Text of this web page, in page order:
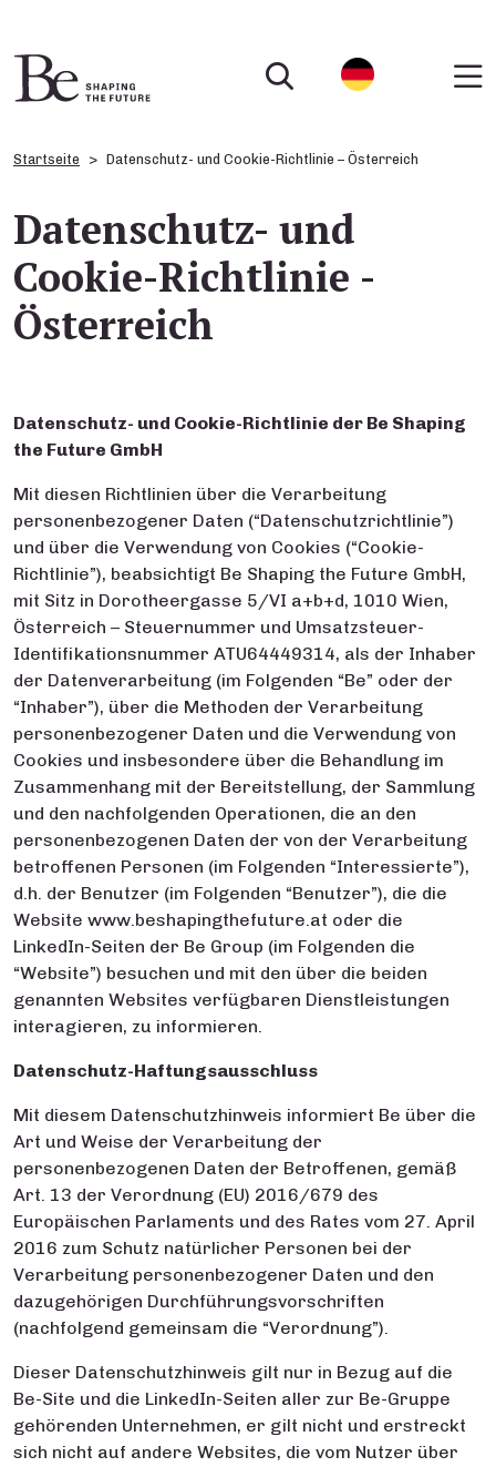
Startseite Datenschutz- und Cookie-Richtlinie – Österreich
Datenschutz- und
Cookie-Richtlinie -
Österreich
Datenschutz- und Cookie-Richtlinie der Be Shaping
the Future GmbH
Mit diesen Richtlinien über die Verarbeitung
personenbezogener Daten (“Datenschutzrichtlinie”)
und über die Verwendung von Cookies (“Cookie-
Richtlinie”), beabsichtigt Be Shaping the Future GmbH,
mit Sitz in Dorotheergasse 5/VI a+b+d, 1010 Wien,
Österreich – Steuernummer und Umsatzsteuer-
Identifikationsnummer ATU64449314, als der Inhaber
der Datenverarbeitung (im Folgenden “Be” oder der
“Inhaber”), über die Methoden der Verarbeitung
personenbezogener Daten und die Verwendung von
Cookies und insbesondere über die Behandlung im
Zusammenhang mit der Bereitstellung, der Sammlung
und den nachfolgenden Operationen, die an den
personenbezogenen Daten der von der Verarbeitung
betroffenen Personen (im Folgenden “Interessierte”),
d.h. der Benutzer (im Folgenden “Benutzer”), die die
Website www.beshapingthefuture.at oder die
LinkedIn-Seiten der Be Group (im Folgenden die
“Website”) besuchen und mit den über die beiden
genannten Websites verfügbaren Dienstleistungen
interagieren, zu informieren.
Datenschutz-Haftungsausschluss
Mit diesem Datenschutzhinweis informiert Be über die
Art und Weise der Verarbeitung der
personenbezogenen Daten der Betroffenen, gemäß
Art. 13 der Verordnung (EU) 2016/679 des
Europäischen Parlaments und des Rates vom 27. April
2016 zum Schutz natürlicher Personen bei der
Verarbeitung personenbezogener Daten und den
dazugehörigen Durchführungsvorschriften
(nachfolgend gemeinsam die “Verordnung”).
Dieser Datenschutzhinweis gilt nur in Bezug auf die
Be-Site und die LinkedIn-Seiten aller zur Be-Gruppe
gehörenden Unternehmen, er gilt nicht und erstreckt
sich nicht auf andere Websites, die vom Nutzer über